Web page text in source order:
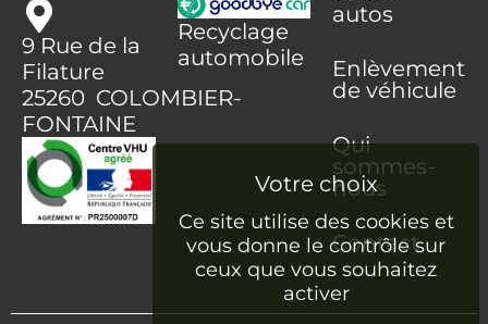
9 Rue de la
Filature
25260 COLOMBIER-
FONTAINE
Recyclage
automobile
autos
Enlèvement
de véhicule
Qui
sommes-
nous
Contact
Ce site utilise des cookies et
vous donne le contrôle sur
ceux que vous souhaitez
activer